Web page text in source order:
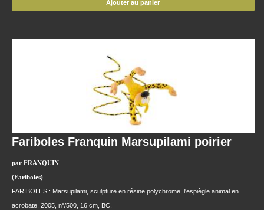
Ajouter au panier
Fariboles Franquin Marsupilami poirier
par FRANQUIN
(Fariboles)
FARIBOLES : Marsupilami, sculpture en résine polychrome, l'espiègle animal en
acrobate, 2005, n°/500, 16 cm, BC.